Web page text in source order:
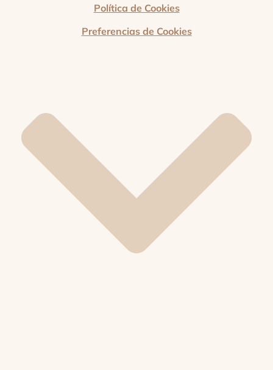
Política de Cookies
Preferencias de Cookies